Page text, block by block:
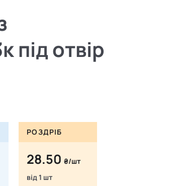
під отвір
РОЗДРІБ
28.50₴/шт
від 1 шт